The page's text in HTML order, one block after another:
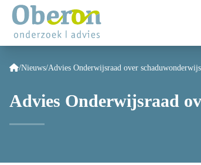
/Nieuws/Advies Onderwijsraad over schaduwonderwijs
Advies Onderwijsraad